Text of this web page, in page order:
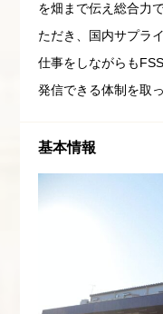
を畑まで伝え総合力
ただき、国内サプラ
仕事をしながらも
発信できる体制を取
基本情報